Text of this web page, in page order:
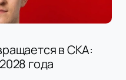
в СКА:
года